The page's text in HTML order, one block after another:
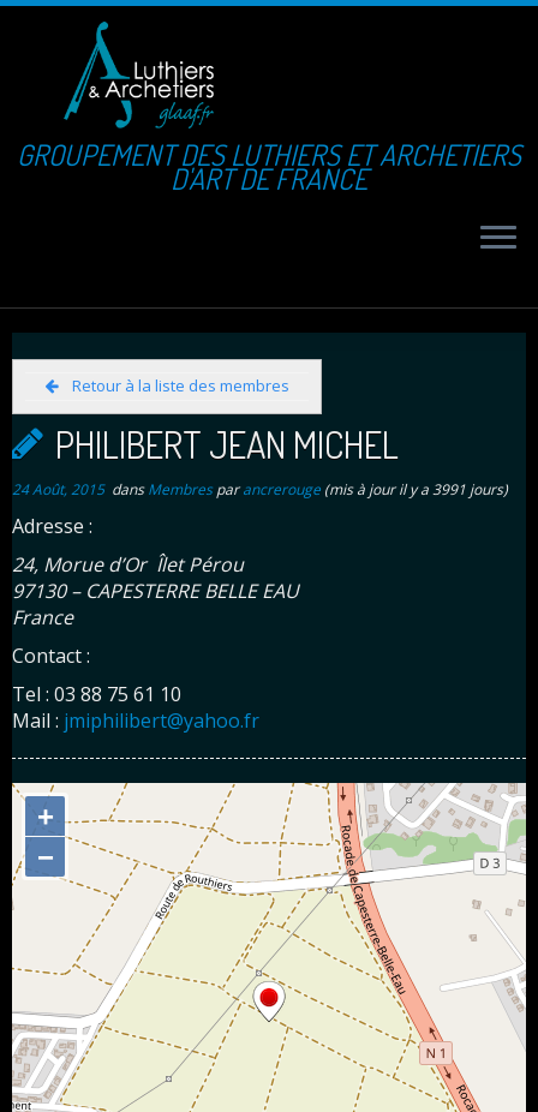
GROUPEMENT DES LUTHIERS ET ARCHETIERS
D'ART DE FRANCE
Retour à la liste des membres
PHILIBERT JEAN MICHEL
24 Août, 2015dansMembresparancrerouge (mis à jour il y a 3991 jours)
Adresse :
24, Morue d’Or Îlet Pérou
97130 – CAPESTERRE BELLE EAU
France
Contact :
Tel : 03 88 75 61 10
Mail : jmiphilibert@yahoo.fr